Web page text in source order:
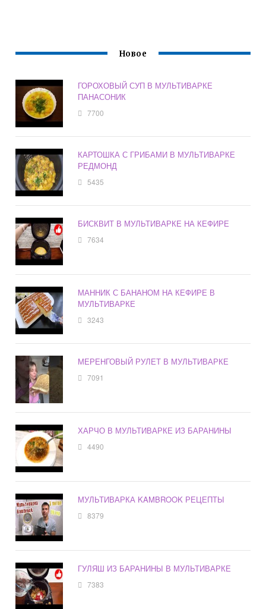
Новое
ГОРОХОВЫЙ СУП В МУЛЬТИВАРКЕ
ПАНАСОНИК
7700
КАРТОШКА С ГРИБАМИ В МУЛЬТИВАРКЕ
РЕДМОНД
5435
БИСКВИТ В МУЛЬТИВАРКЕ НА КЕФИРЕ
7634
МАННИК С БАНАНОМ НА КЕФИРЕ В
МУЛЬТИВАРКЕ
3243
МЕРЕНГОВЫЙ РУЛЕТ В МУЛЬТИВАРКЕ
7091
ХАРЧО В МУЛЬТИВАРКЕ ИЗ БАРАНИНЫ
4490
МУЛЬТИВАРКА KAMBROOK РЕЦЕПТЫ
8379
ГУЛЯШ ИЗ БАРАНИНЫ В МУЛЬТИВАРКЕ
7383